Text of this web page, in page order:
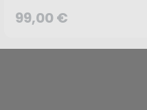
99,00 €CRÉER UNE ALERTE